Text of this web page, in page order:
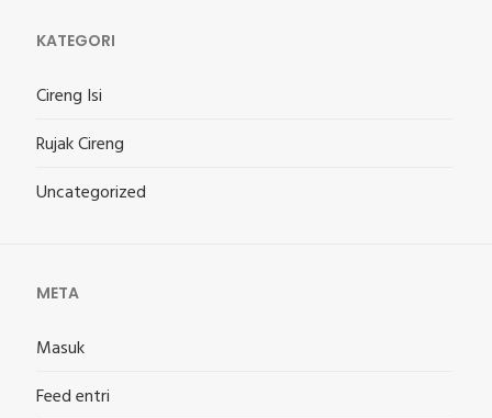
KATEGORI
Cireng Isi
Rujak Cireng
Uncategorized
META
Masuk
Feed entri